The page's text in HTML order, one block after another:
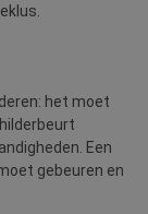
het moet
Een
gebeuren en